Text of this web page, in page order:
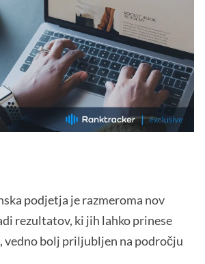
podjetja je razmeroma nov
rezultatov, ki jih lahko prinese
vedno bolj priljubljen na področju